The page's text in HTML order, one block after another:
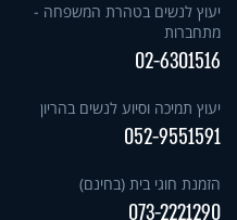
יעוץ לנשים בטהרת המשפחה -
מתחברות
02-6301516
יעוץ תמיכה וסיוע לנשים בהריון
052-9551591
הזמנת חוגי בית (בחינם)
073-2221290